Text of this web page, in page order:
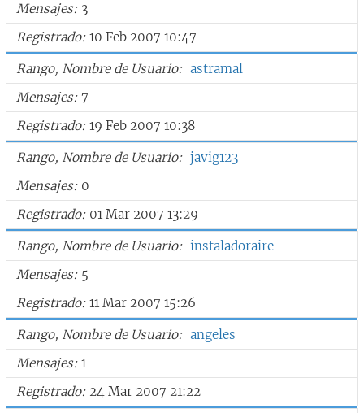
Mensajes 3
Registrado 10 Feb 2007 10:47
Rango, Nombre de Usuario
astramal
Mensajes 7
Registrado 19 Feb 2007 10:38
Rango, Nombre de Usuario
javig123
Mensajes 0
Registrado 01 Mar 2007 13:29
Rango, Nombre de Usuario
instaladoraire
Mensajes 5
Registrado 11 Mar 2007 15:26
Rango, Nombre de Usuario
angeles
Mensajes 1
Registrado 24 Mar 2007 21:22